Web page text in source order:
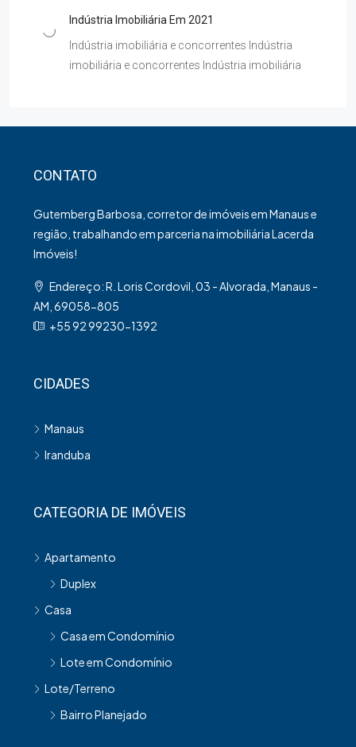
Indústria Imobiliária Em 2021
Indústria imobiliária e concorrentes Indústria
imobiliária e concorrentes Indústria imobiliária
CONTATO
Gutemberg Barbosa, corretor de imóveis em Manaus e
região, trabalhando em parceria na imobiliária Lacerda
Imóveis!
Endereço: R. Loris Cordovil, 03 - Alvorada, Manaus -
AM, 69058-805
+55 92 99230-1392
CIDADES
Manaus
Iranduba
CATEGORIA DE IMÓVEIS
Apartamento
Duplex
Casa
Casa em Condomínio
Lote em Condomínio
Lote/Terreno
Bairro Planejado